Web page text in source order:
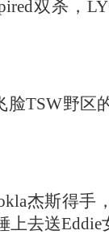
双杀，
脸TSW野区
杰斯得手
上去送Eddie